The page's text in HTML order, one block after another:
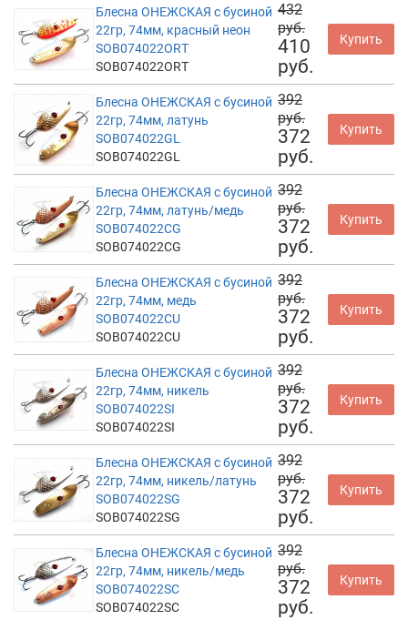
Блесна ОНЕЖСКАЯ с бусиной
22гр, 74мм, красный неон
SOB074022ORT
SOB074022ORT
432
руб.
410
руб.
Купить
Блесна ОНЕЖСКАЯ с бусиной
22гр, 74мм, латунь
SOB074022GL
SOB074022GL
392
руб.
372
руб.
Купить
Блесна ОНЕЖСКАЯ с бусиной
22гр, 74мм, латунь/медь
SOB074022CG
SOB074022CG
392
руб.
372
руб.
Купить
Блесна ОНЕЖСКАЯ с бусиной
22гр, 74мм, медь
SOB074022CU
SOB074022CU
392
руб.
372
руб.
Купить
Блесна ОНЕЖСКАЯ с бусиной
22гр, 74мм, никель
SOB074022SI
SOB074022SI
392
руб.
372
руб.
Купить
Блесна ОНЕЖСКАЯ с бусиной
22гр, 74мм, никель/латунь
SOB074022SG
SOB074022SG
392
руб.
372
руб.
Купить
Блесна ОНЕЖСКАЯ с бусиной
22гр, 74мм, никель/медь
SOB074022SC
SOB074022SC
392
руб.
372
руб.
Купить